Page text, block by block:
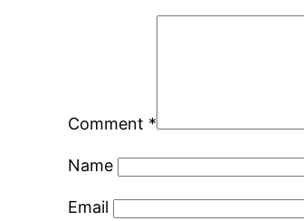
Comment *
Name
Email